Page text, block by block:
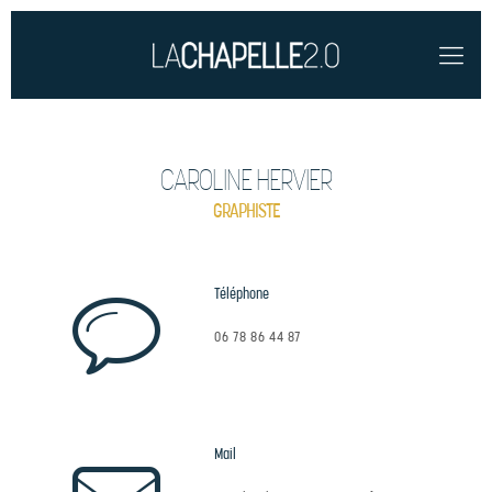
CAROLINE HERVIER
GRAPHISTE
Téléphone
06 78 86 44 87
Mail